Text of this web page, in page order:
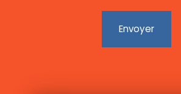
Envoyer